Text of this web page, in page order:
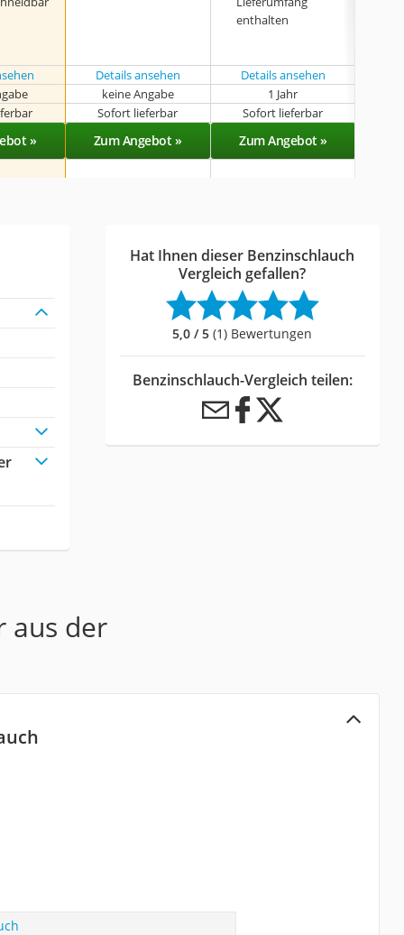
enthalten
Details ansehen
Details ansehen
keine Angabe 1 Jahr
Sofort lieferbar Sofort lieferbar
» Zum Angebot » Zum Angebot »
Hat Ihnen dieser Benzinschlauch
Vergleich gefallen?
5,0 / 5 (1) Bewertungen
Benzinschlauch-Vergleich teilen:
aus der